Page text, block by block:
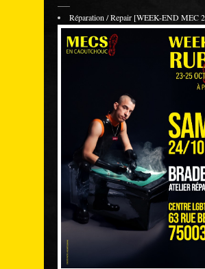
Réparation / Repair [WEEK-END MEC